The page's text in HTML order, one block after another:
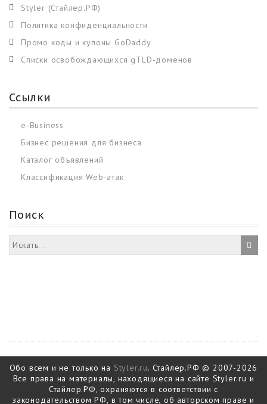
Styler (Стайлер.РФ)
Политика конфиденциальности
Промо коды и купоны GoDaddy
Списки освобождающихся gTLD-доменов
Ссылки
e-Business
Бизнес решения для бизнеса
Каталог объявлений
Классификация Web-атак
Поиск
Обо всем и не только на Styler.ru. Стайлер.РФ © 2007-2026
Все права на материалы, находящиеся на сайте Styler.ru и
Стайлер.РФ, охраняются в соответствии с
законодательством РФ, в том числе, об авторском праве и